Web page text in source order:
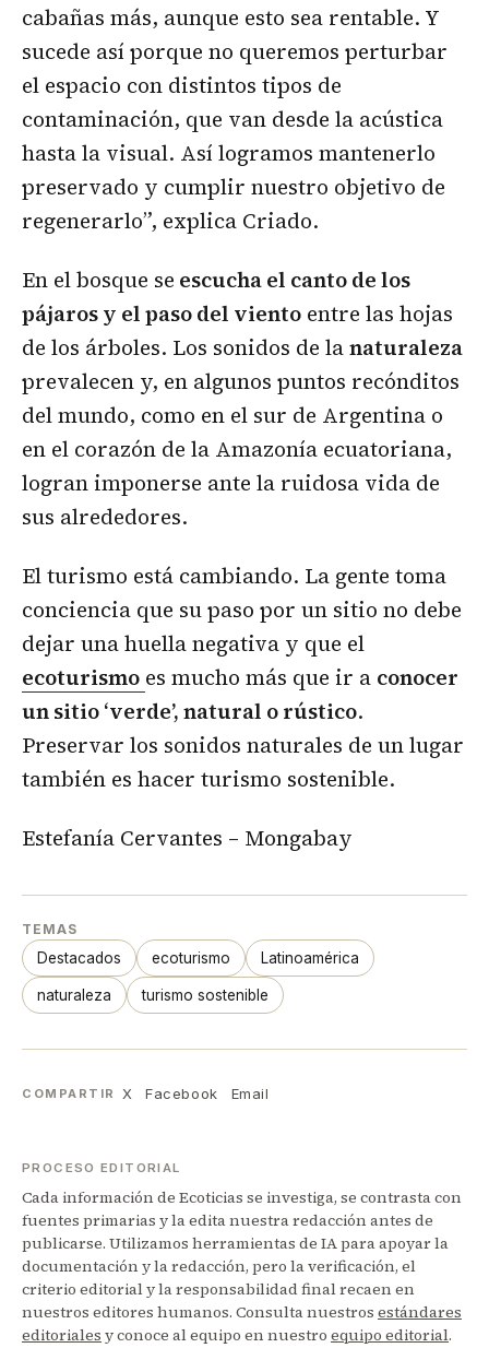
cabañas más, aunque esto sea rentable. Y
sucede así porque no queremos perturbar
el espacio con distintos tipos de
contaminación, que van desde la acústica
hasta la visual. Así logramos mantenerlo
preservado y cumplir nuestro objetivo de
regenerarlo”, explica Criado.
En el bosque se escucha el canto de los
pájaros y el paso del viento entre las hojas
de los árboles. Los sonidos de lanaturaleza
prevalecen y, en algunos puntos recónditos
del mundo, como en el sur de Argentina o
en el corazón de la Amazonía ecuatoriana,
logran imponerse ante la ruidosa vida de
sus alrededores.
El turismo está cambiando. La gente toma
conciencia que su paso por un sitio no debe
dejar una huella negativa y que el
ecoturismo es mucho más que ir a conocer
un sitio ‘verde’, natural o rústico.
Preservar los sonidos naturales de un lugar
también es hacer turismo sostenible.
Estefanía Cervantes – Mongabay
TEMAS
Destacados ecoturismo Latinoamérica
naturaleza turismo sostenible
COMPARTIR X Facebook Email
PROCESO EDITORIAL
Cada información de Ecoticias se investiga, se contrasta con
fuentes primarias y la edita nuestra redacción antes de
publicarse. Utilizamos herramientas de IA para apoyar la
documentación y la redacción, pero la verificación, el
criterio editorial y la responsabilidad final recaen en
nuestros editores humanos. Consulta nuestros estándares
editoriales y conoce al equipo en nuestro equipo editorial.